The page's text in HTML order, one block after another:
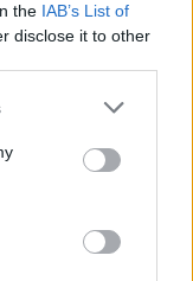
the IAB’s List of
disclose it to other
v ulicích Zdabořská
kroků k adekvátní
omezení vjezdu